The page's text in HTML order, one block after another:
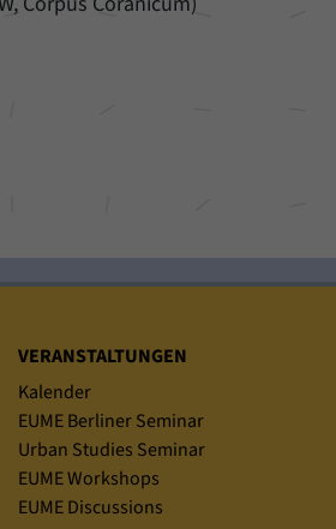
VERANSTALTUNGEN
Kalender
EUME Berliner Seminar
Urban Studies Seminar
EUME Workshops
EUME Discussions